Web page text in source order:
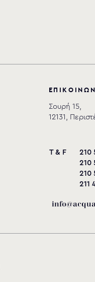
ΕΠ Ι ΚΟ Ι ΝΩ Ν
Σουρή 15,
12131,
T & F
210
210
210
211